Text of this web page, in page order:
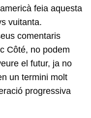
feia aquesta
vuitanta.
comentaris
Côté, no podem
el futur, ja no
un termini molt
progressiva